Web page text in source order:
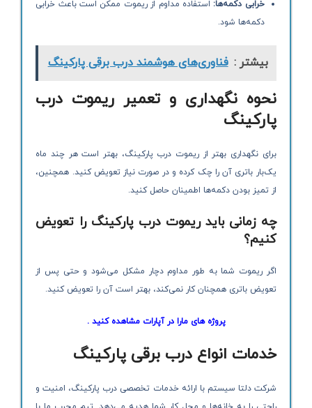
خرابی دکمه‌ها: استفاده مداوم از ریموت ممکن است باعث خرابی
دکمه‌ها شود.
بیشتر : فناوری‌های هوشمند درب برقی پارکینگ
نحوه نگهداری و تعمیر ریموت درب
پارکینگ
برای نگهداری بهتر از ریموت درب پارکینگ، بهتر است هر چند ماه
یک‌بار باتری آن را چک کرده و در صورت نیاز تعویض کنید. همچنین،
از تمیز بودن دکمه‌ها اطمینان حاصل کنید.
چه زمانی باید ریموت درب پارکینگ را تعویض
کنیم؟
اگر ریموت شما به طور مداوم دچار مشکل می‌شود و حتی پس از
تعویض باتری همچنان کار نمی‌کند، بهتر است آن را تعویض کنید.
پروژه های مارا در آپارات مشاهده کنید .
خدمات انواع درب برقی پارکینگ
شرکت دلتا سیستم با ارائه خدمات تخصصی درب پارکینگ، امنیت و